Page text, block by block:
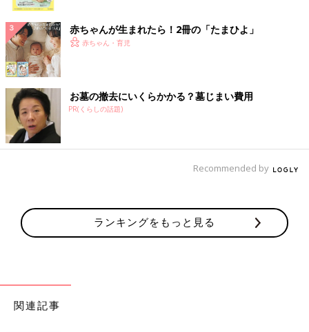
赤ちゃんが生まれたら！2冊の「たまひよ」
赤ちゃん・育児
お墓の撤去にいくらかかる？墓じまい費用
PR(くらしの話題)
Recommended by
ランキングをもっと見る
関連記事